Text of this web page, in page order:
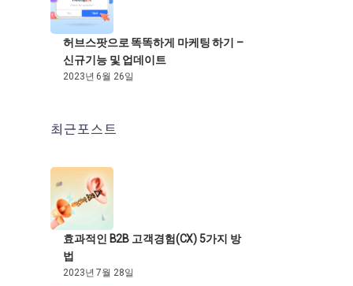
허브스팟으로 똑똑하게 마케팅 하기 –
신규기능 및 업데이트
2023년 6월 26일
최근포스트
효과적인 B2B 고객경험(CX) 5가지 방
법
2023년 7월 28일